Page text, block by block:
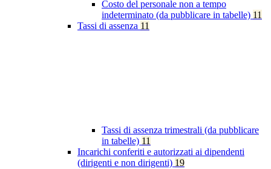
Costo del personale non a tempo
indeterminato (da pubblicare in tabelle) 11
Tassi di assenza 11
Tassi di assenza trimestrali (da pubblicare
in tabelle) 11
Incarichi conferiti e autorizzati ai dipendenti
(dirigenti e non dirigenti) 19